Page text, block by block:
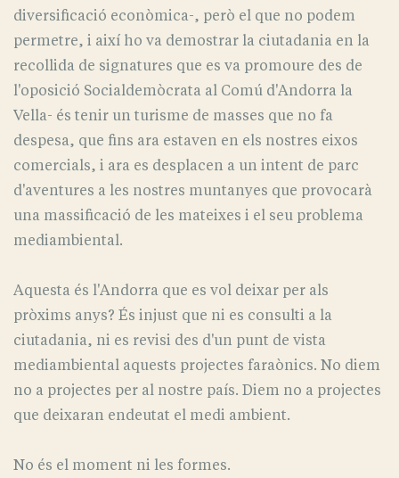
diversificació econòmica-, però el que no podem
permetre, i així ho va demostrar la ciutadania en la
recollida de signatures que es va promoure des de
l'oposició Socialdemòcrata al Comú d'Andorra la
Vella- és tenir un turisme de masses que no fa
despesa, que fins ara estaven en els nostres eixos
comercials, i ara es desplacen a un intent de parc
d'aventures a les nostres muntanyes que provocarà
una massificació de les mateixes i el seu problema
mediambiental.
Aquesta és l'Andorra que es vol deixar per als
pròxims anys? És injust que ni es consulti a la
ciutadania, ni es revisi des d'un punt de vista
mediambiental aquests projectes faraònics. No diem
no a projectes per al nostre país. Diem no a projectes
que deixaran endeutat el medi ambient.
No és el moment ni les formes.